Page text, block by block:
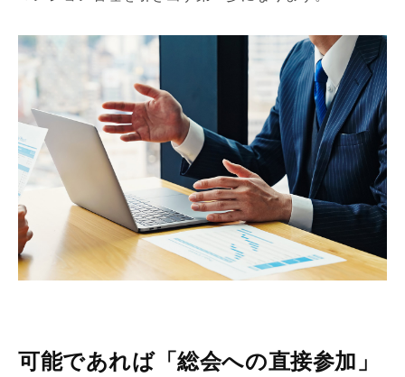
可能であれば「総会への直接参加」